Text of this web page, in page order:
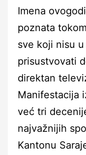
Imena
poznata
sve koji nisu
prisustvovati
direktan
Manifestacija
već tri
najvažnijih
Kantonu